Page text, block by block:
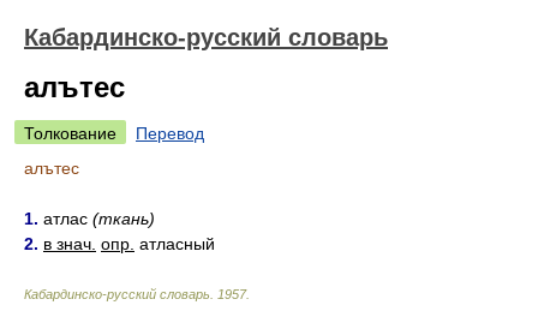
Кабардинско-русский словарь
алътес
Толкование
Перевод
алътес
1. атлас (ткань)
2. в знач. опр. атласный
Кабардинско-русский словарь 1957.